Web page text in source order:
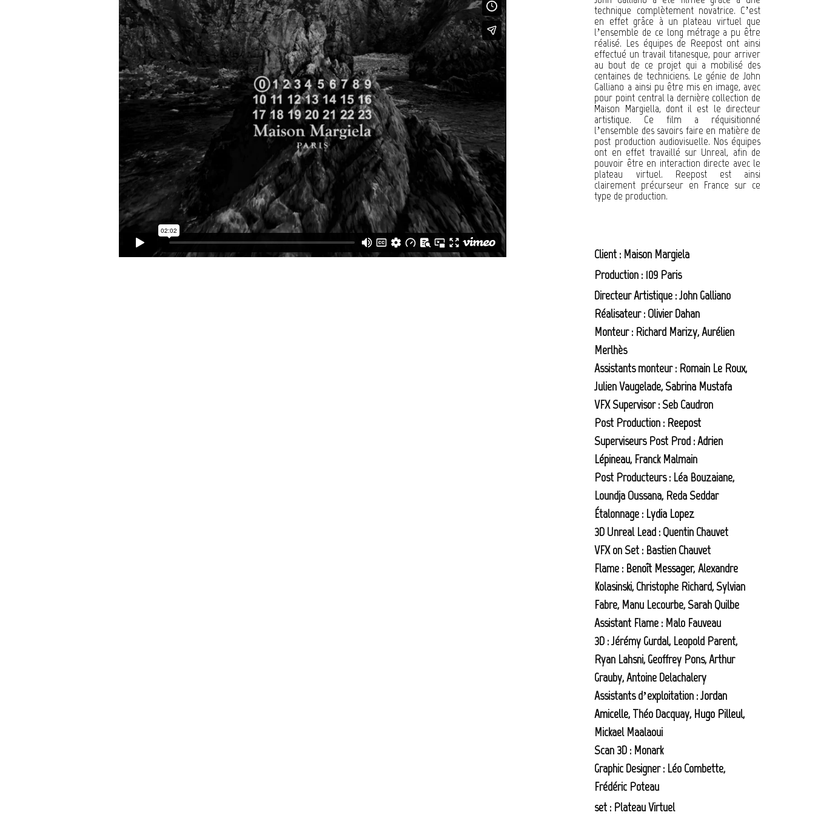
technique complètement novatrice. C’est
en effet grâce à un plateau virtuel que
l’ensemble de ce long métrage a pu être
réalisé. Les équipes de Reepost ont ainsi
effectué un travail titanesque, pour arriver
au bout de ce projet qui a mobilisé des
centaines de techniciens. Le génie de John
Galliano a ainsi pu être mis en image, avec
pour point central la dernière collection de
Maison Margiella, dont il est le directeur
artistique. Ce film a réquisitionné
l’ensemble des savoirs faire en matière de
post production audiovisuelle. Nos équipes
ont en effet travaillé sur Unreal, afin de
pouvoir être en interaction directe avec le
plateau virtuel. Reepost est ainsi
clairement précurseur en France sur ce
type de production.
Client : Maison Margiela
Production : 109 Paris
Directeur Artistique : John Galliano
Réalisateur : Olivier Dahan
Monteur : Richard Marizy, Aurélien
Merlhès
Assistants monteur : Romain Le Roux,
Julien Vaugelade, Sabrina Mustafa
VFX Supervisor : Seb Caudron
Post Production : Reepost
Superviseurs Post Prod :Adrien
Lépineau, Franck Malmain
Post Producteurs : Léa Bouzaiane,
Loundja Oussana, Reda Seddar
Étalonnage : Lydia Lopez
3D Unreal Lead : Quentin Chauvet
VFX on Set : Bastien Chauvet
Flame : Benoît Messager, Alexandre
Kolasinski, Christophe Richard, Sylvian
Fabre, Manu Lecourbe, Sarah Quilbe
Assistant Flame : Malo Fauveau
3D : Jérémy Gurdal, Leopold Parent,
Ryan Lahsni, Geoffrey Pons, Arthur
Grauby, Antoine Delachalery
Assistants d’exploitation :Jordan
Amicelle, Théo Dacquay, Hugo Pilleul,
Mickael Maalaoui
Scan 3D : Monark
Graphic Designer : Léo Combette,
Frédéric Poteau
set : Plateau Virtuel